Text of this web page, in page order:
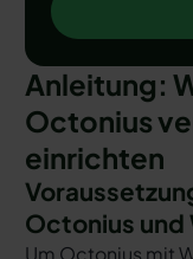
Anleitung:
Octonius
einrichten
Octonius und
Um Octonius mit